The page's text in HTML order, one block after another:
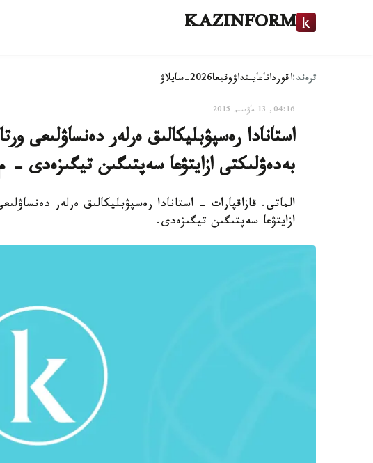
KAZINFORM
ترەند:اقورداتاعايىنداۋوقيعا2026-سايلاۋ
04:16, 13 ماۋسىم 2015
استانادا رەسپۋبليكالىق ەرلەر دەنساۋلىعى
بەدەۋلىكتى ازايتۋعا سەپتىگىن تيگىزەدى -
الماتى. قازاقپارات - استانادا رەسپۋبليكالىق ەرلەر
ازايتۋعا سەپتىگىن تيگىزەدى.